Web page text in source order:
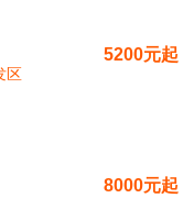
区
5200元起
8000元起